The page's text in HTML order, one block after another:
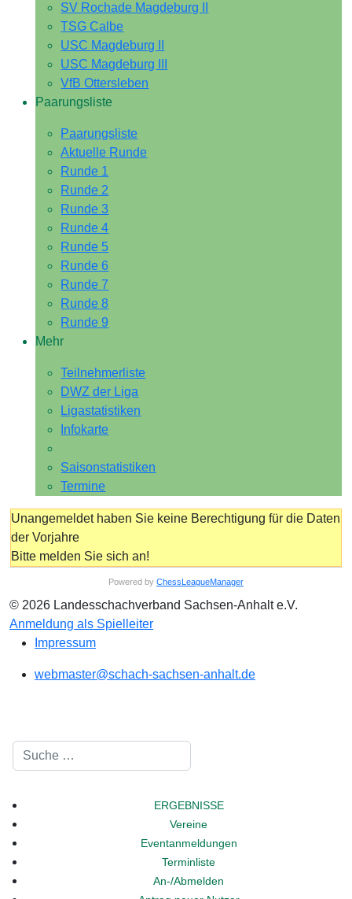
SV Rochade Magdeburg II
TSG Calbe
USC Magdeburg II
USC Magdeburg III
VfB Ottersleben
Paarungsliste
Paarungsliste
Aktuelle Runde
Runde 1
Runde 2
Runde 3
Runde 4
Runde 5
Runde 6
Runde 7
Runde 8
Runde 9
Mehr
Teilnehmerliste
DWZ der Liga
Ligastatistiken
Infokarte
Saisonstatistiken
Termine
Unangemeldet haben Sie keine Berechtigung für die Daten
der Vorjahre
Bitte melden Sie sich an!
Powered by ChessLeagueManager
© 2026 Landesschachverband Sachsen-Anhalt e.V.
Anmeldung als Spielleiter
Impressum
webmaster@schach-sachsen-anhalt.de
ERGEBNISSE
Vereine
Eventanmeldungen
Terminliste
An-/Abmelden